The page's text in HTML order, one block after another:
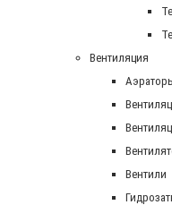
Вентиляция
Вентили